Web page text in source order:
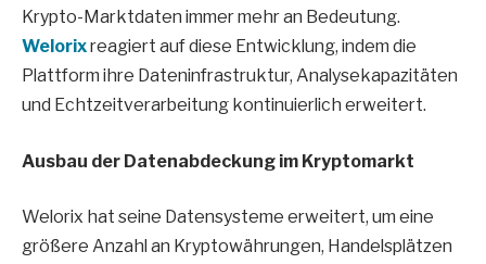
Krypto-Marktdaten immer mehr an Bedeutung.
Welorixreagiert auf diese Entwicklung, indem die
Plattform ihre Dateninfrastruktur, Analysekapazitäten
und Echtzeitverarbeitung kontinuierlich erweitert.
Ausbau der Datenabdeckung im Kryptomarkt
Welorix hat seine Datensysteme erweitert, um eine
größere Anzahl an Kryptowährungen, Handelsplätzen